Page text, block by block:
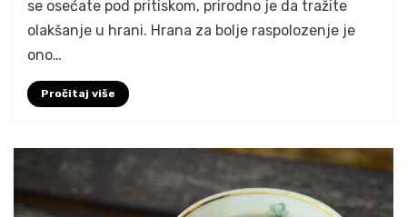
se osećate pod pritiskom, prirodno je da tražite
olakšanje u hrani. Hrana za bolje raspolozenje je
ono…
Pročitaj više